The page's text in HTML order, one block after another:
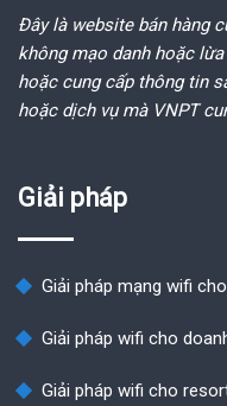
Đây là website bán hàng
không mạo danh hoặc
hoặc cung cấp thông tin
hoặc dịch vụ mà VNPT
Giải pháp
Giải pháp mạng wifi
Giải pháp wifi cho
Giải pháp wifi cho